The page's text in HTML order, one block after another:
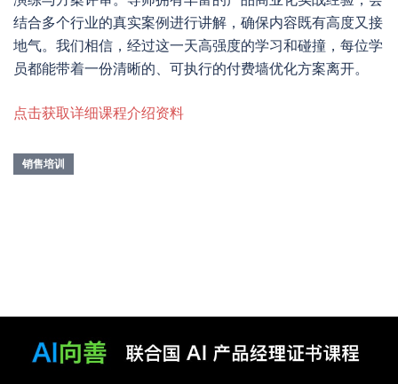
结合多个行业的真实案例进行讲解，确保内容既有高度又接
地气。我们相信，经过这一天高强度的学习和碰撞，每位学
员都能带着一份清晰的、可执行的付费墙优化方案离开。
点击获取详细课程介绍资料
销售培训